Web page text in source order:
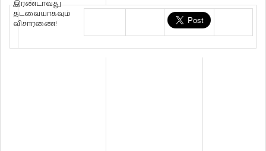
இரண்டாவது
தடவையாகவும்
விசாரணை!